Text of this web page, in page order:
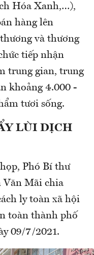
Hóa Xanh,…),
hàng lên
và thương
tiếp nhận
trung gian, trung
khoảng 4.000 -
tươi sống.
LÙI DỊCH
Phó Bí thư
Văn Mãi chia
ly toàn xã hội
toàn thành phố
09/7/2021.